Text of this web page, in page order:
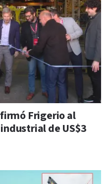
Frigerio al
de US$3